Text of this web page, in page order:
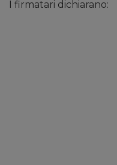
I firmatari dichiarano: